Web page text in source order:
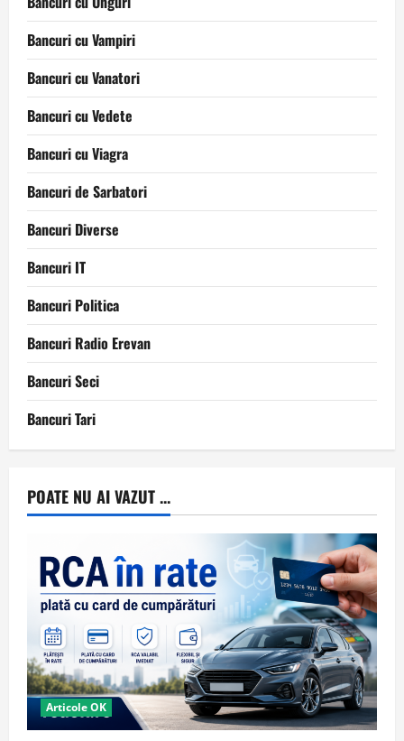
Bancuri cu Vampiri
Bancuri cu Vanatori
Bancuri cu Vedete
Bancuri cu Viagra
Bancuri de Sarbatori
Bancuri Diverse
Bancuri IT
Bancuri Politica
Bancuri Radio Erevan
Bancuri Seci
Bancuri Tari
POATE NU AI VAZUT ...
Articole OK